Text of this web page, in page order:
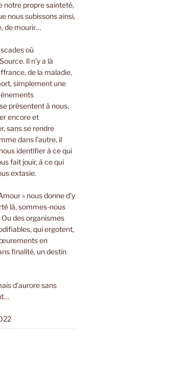
notre propre sainteté,
nous subissons ainsi,
de mourir…
où
Il n’y a là
de la maladie,
simplement une
présentent à nous,
encore et
sans se rendre
dans l’autre, il
identifier à ce qui
fait jouir, à ce qui
extasie.
» nous donne d’y
là, sommes-nous
des organismes
qui ergotent,
en
finalité, un destin
d’aurore sans